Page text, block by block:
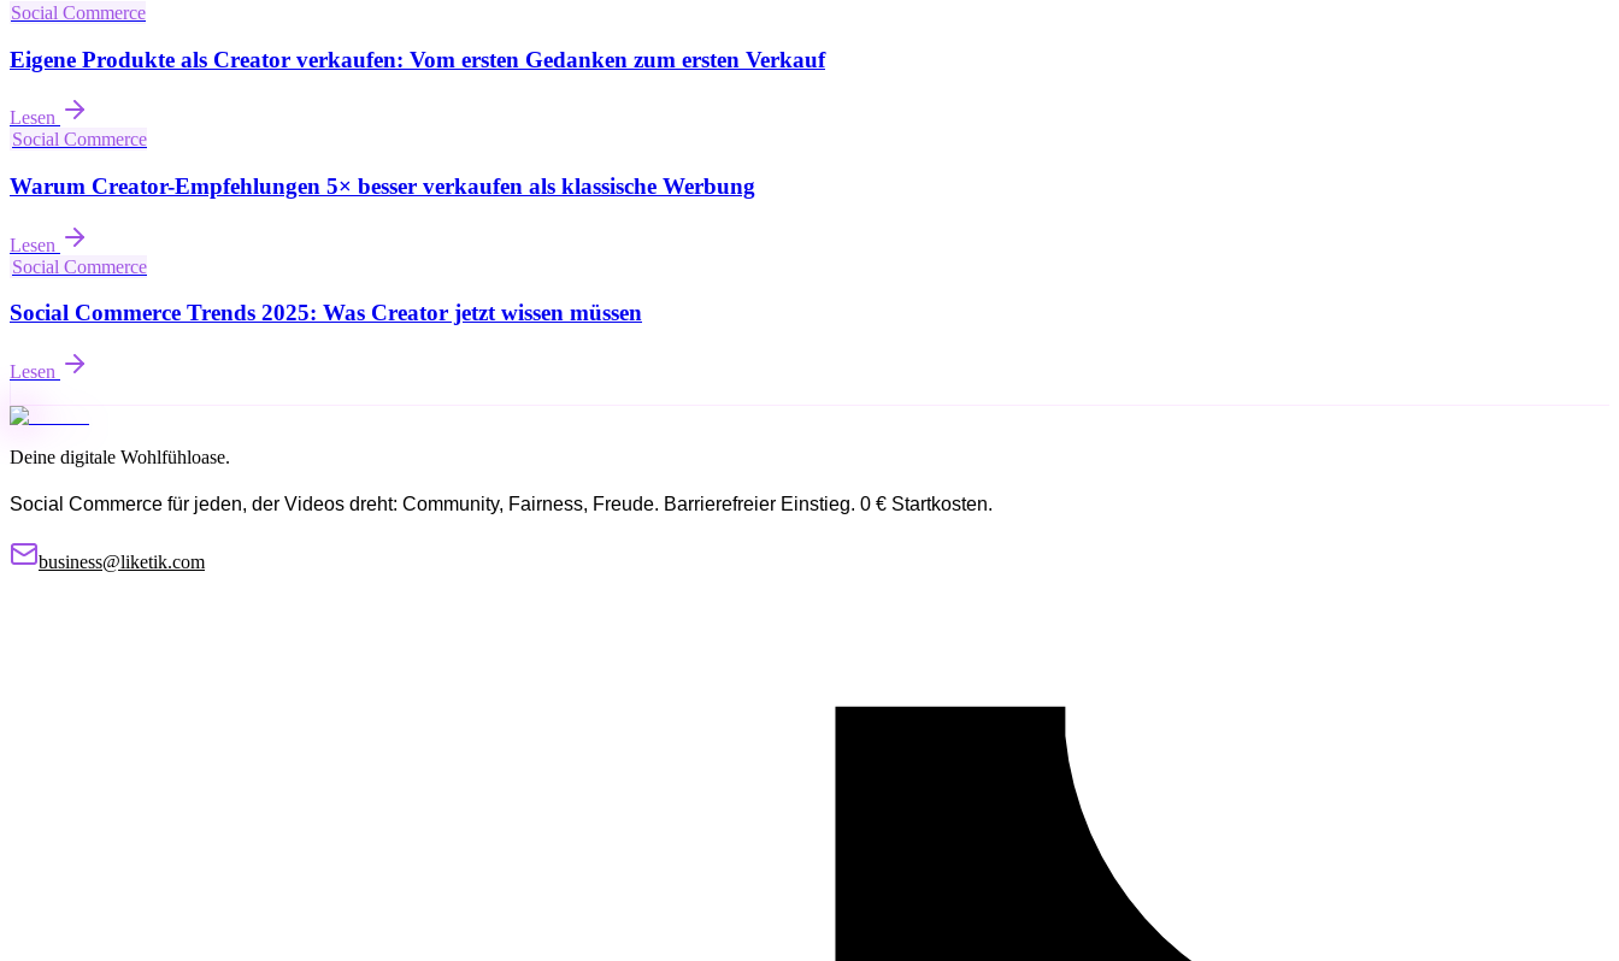
Social Commerce
Eigene Produkte als Creator verkaufen: Vom ersten Gedanken zum ersten Verkauf
Lesen
Social Commerce
Warum Creator-Empfehlungen 5× besser verkaufen als klassische Werbung
Lesen
Social Commerce
Social Commerce Trends 2025: Was Creator jetzt wissen müssen
Lesen
Deine digitale Wohlfühloase.
Social Commerce für jeden, der Videos dreht: Community, Fairness, Freude. Barrierefreier Einstieg. 0 € Startkosten.
business@liketik.com